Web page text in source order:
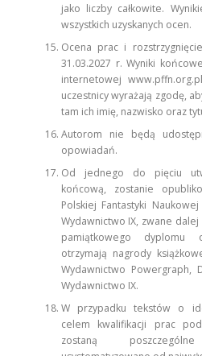
jako liczby całkowite.
wszystkich uzyskanych ocen.
Ocena prac i
31.03.2027 r. Wyniki
internetowej
uczestnicy wyrażają zgodę,
tam ich imię, nazwisko oraz
Autorom nie będą
opowiadań.
Od jednego do pięciu
końcową, zostanie
Polskiej Fantastyki
Wydawnictwo IX, zwane
pamiątkowego dyplomu
otrzymają nagrody
Wydawnictwo Powergraph,
Wydawnictwo IX.
W przypadku tekstów o
celem kwalifikacji prac
zostaną